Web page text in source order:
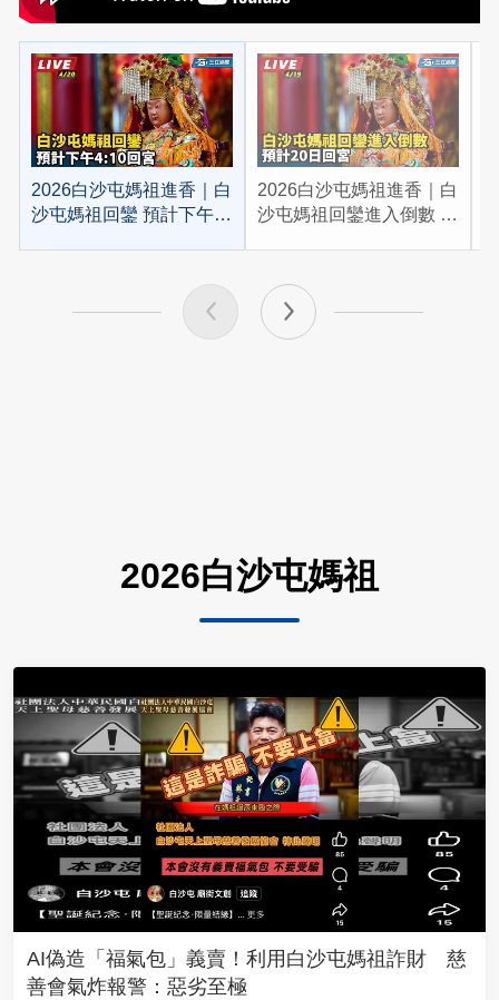
2026白沙屯媽祖進香｜白
沙屯媽祖回鑾 預計下午
2026白沙屯媽祖進香｜白
沙屯媽祖回鑾進入倒數 預
2026白沙屯媽祖
AI偽造「福氣包」義賣！利用白沙屯媽祖詐財 慈
善會氣炸報警：惡劣至極